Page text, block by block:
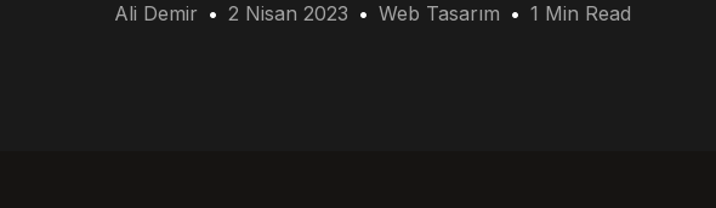
Ali Demir 2 Nisan 2023 Web Tasarım 1 Min Read